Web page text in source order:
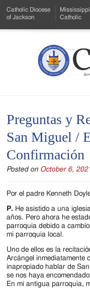
to
Menu
Content
Catholic Diocese
of Jackson
Mississippi
Catholic
Serving
Catholics
of
the
Diocese
of
Jackson
Since
1954
Preguntas y
San Miguel /
Confirmación
Posted on October 6,
Por el padre Kenneth
P. He asistido a una
años. Pero ahora he
parroquia debido a
mi parroquia local.
Uno de ellos es la
Arcángel inmediatamente
inapropiado hablar de
se nos haya
En mi antigua parroquia,